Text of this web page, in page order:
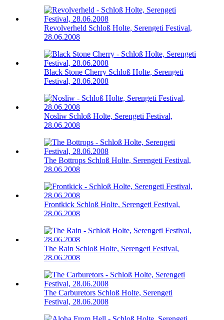
Revolverheld Schloß Holte, Serengeti Festival,
28.06.2008
Black Stone Cherry Schloß Holte, Serengeti
Festival, 28.06.2008
Nosliw Schloß Holte, Serengeti Festival,
28.06.2008
The Bottrops Schloß Holte, Serengeti Festival,
28.06.2008
Frontkick Schloß Holte, Serengeti Festival,
28.06.2008
The Rain Schloß Holte, Serengeti Festival,
28.06.2008
The Carburetors Schloß Holte, Serengeti
Festival, 28.06.2008